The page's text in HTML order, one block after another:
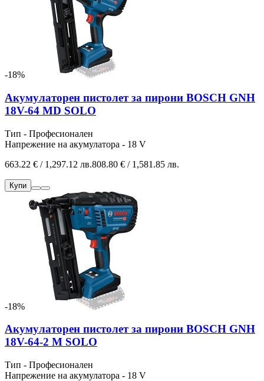
-18%
Акумулаторен пистолет за пирони BOSCH GNH
18V-64 MD SOLO
Тип - Професионален
Напрежение на акумулатора - 18 V
663.22 € / 1,297.12 лв.808.80 € / 1,581.85 лв.
Купи
-18%
Акумулаторен пистолет за пирони BOSCH GNH
18V-64-2 M SOLO
Тип - Професионален
Напрежение на акумулатора - 18 V